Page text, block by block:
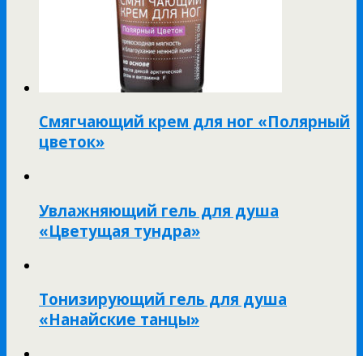
Смягчающий крем для ног «Полярный
цветок»
Увлажняющий гель для душа
«Цветущая тундра»
Тонизирующий гель для душа
«Нанайские танцы»